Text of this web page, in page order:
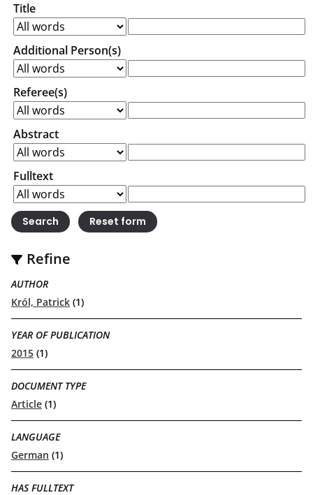
Title
Additional Person(s)
Referee(s)
Abstract
Fulltext
Refine
AUTHOR
Król, Patrick (1)
YEAR OF PUBLICATION
2015 (1)
DOCUMENT TYPE
Article (1)
LANGUAGE
German (1)
HAS FULLTEXT